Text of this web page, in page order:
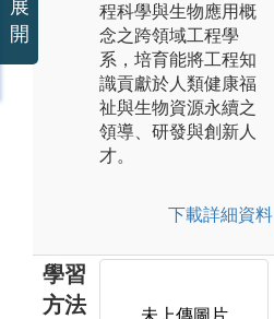
程科學與生物應用概
念之跨領域工程學
系，培育能將工程知
識貢獻於人類健康福
祉與生物資源永續之
領導、研發與創新人
才。
下載詳細資料
學習
方法
未上傳圖片
展
開